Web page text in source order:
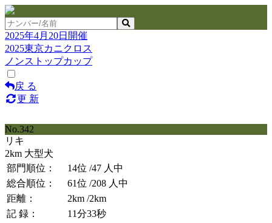
2025年4月20日開催
2025東京カニクロス
ノンストップカップ
戻 る
更 新
No.342
リキ
2km 大型犬
部門順位：
14位 /47 人中
総合順位：
61位 /208 人中
距離：
2km /2km
記 録：
11分33秒